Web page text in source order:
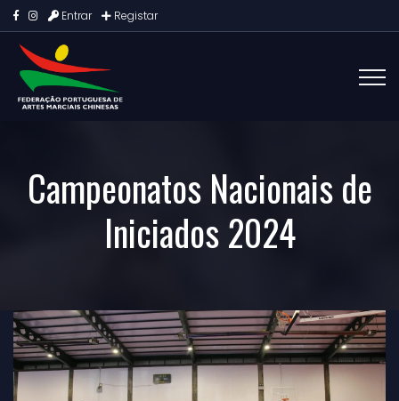
Entrar Registar
Campeonatos Nacionais de
Iniciados 2024